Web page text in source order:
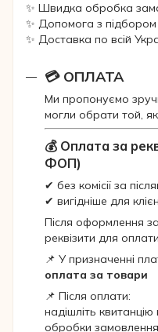
✨ Швидка обробка
✨ Допомога з підбором
✨ Доставка по всій
💳 ОПЛАТА
Ми пропонуємо
могли обрати той,
💰 Оплата за
ФОП)
✔ без комісії за
✔ вигідніше для
Після оформлення
реквізити для
📌 У призначенні
оплата за товари
📌 Після оплати:
надішліть
обробки замовлення